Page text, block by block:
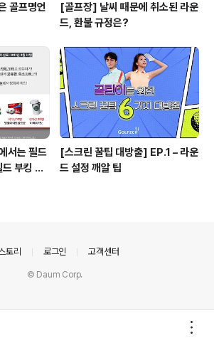
골프명언
[골프장] 날씨 때문에 취소된 라운
드, 환불 규정은?
서는 필드
부킹 노
[스크린 꿀팁 대방출] EP.1 – 라운
드 설정 깨알 팁
토리 로그인 고객센터
© Daum Corp.